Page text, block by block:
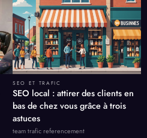
SEO ET TRAFIC
SEO local : attirer des clients en
bas de chez vous grâce à trois
astuces
team trafic referencement